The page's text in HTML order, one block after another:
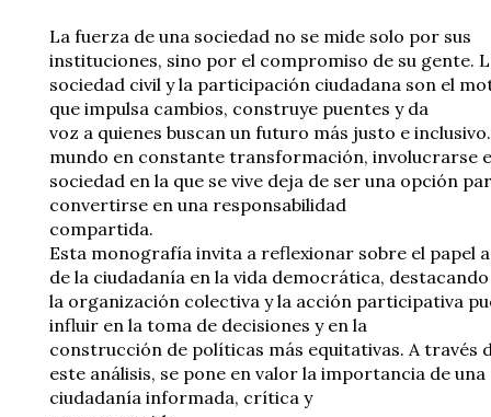
La fuerza de una sociedad no se mide solo por sus
instituciones, sino por el compromiso de su gente.
sociedad civil y la participación ciudadana son el
que impulsa cambios, construye puentes y da
voz a quienes buscan un futuro más justo e
mundo en constante transformación, involucrarse
sociedad en la que se vive deja de ser una opción
convertirse en una responsabilidad
compartida.
Esta monografía invita a reflexionar sobre el papel
de la ciudadanía en la vida democrática,
la organización colectiva y la acción participativa
influir en la toma de decisiones y en la
construcción de políticas más equitativas. A través
este análisis, se pone en valor la importancia de una
ciudadanía informada, crítica y